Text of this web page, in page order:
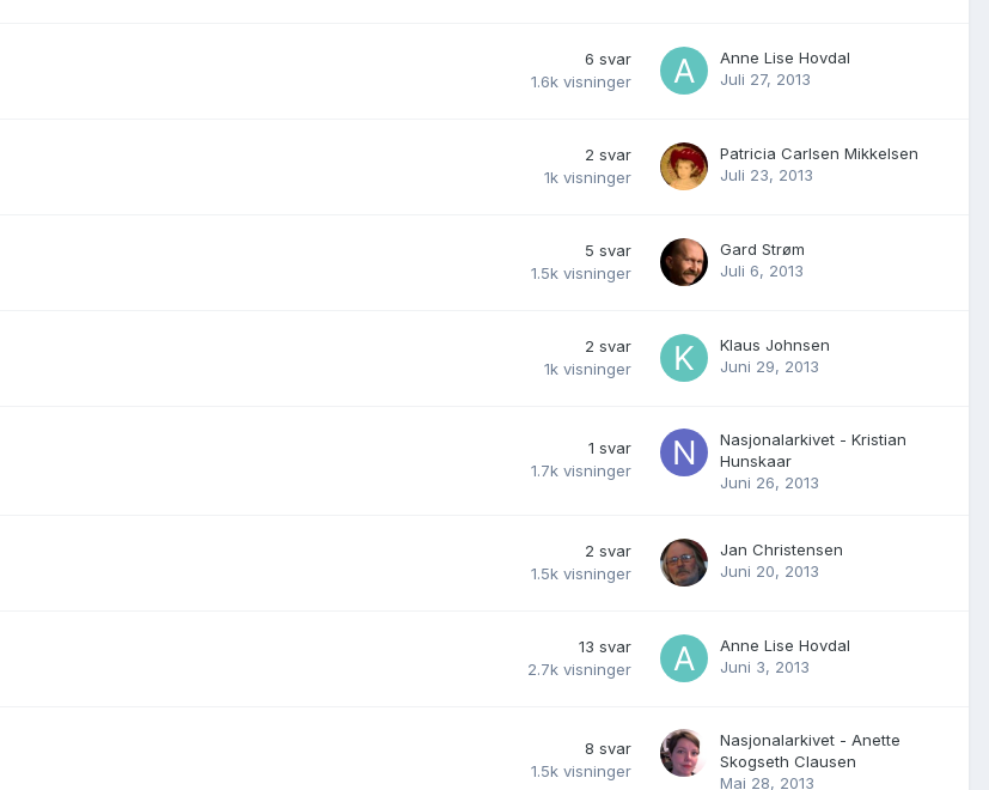
6 svar
1.6k visninger
Anne Lise Hovdal
Juli 27, 2013
2 svar
1k visninger
Patricia Carlsen Mikkelsen
Juli 23, 2013
5 svar
1.5k visninger
Gard Strøm
Juli 6, 2013
2 svar
1k visninger
Klaus Johnsen
Juni 29, 2013
1 svar
1.7k visninger
Nasjonalarkivet - Kristian
Hunskaar
Juni 26, 2013
2 svar
1.5k visninger
Jan Christensen
Juni 20, 2013
13 svar
2.7k visninger
Anne Lise Hovdal
Juni 3, 2013
8 svar
1.5k visninger
Nasjonalarkivet - Anette
Skogseth Clausen
Mai 28, 2013